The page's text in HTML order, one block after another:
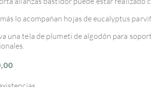
lo acompañan hojas de eucalyptus
una tela de plumeti de algodón para